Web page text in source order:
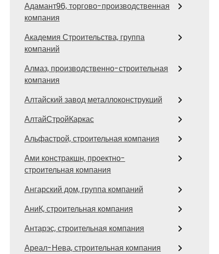
Адамант96, торгово-производственная
компания
Академия Строительства, группа
компаний
Алмаз, производственно-строительная
компания
Алтайский завод металлоконструкций
АлтайСтройКаркас
Альфастрой, строительная компания
Ами констракшн, проектно-
строительная компания
Ангарский дом, группа компаний
АниК, строительная компания
Антарэс, строительная компания
Ареал-Нева, строительная компания